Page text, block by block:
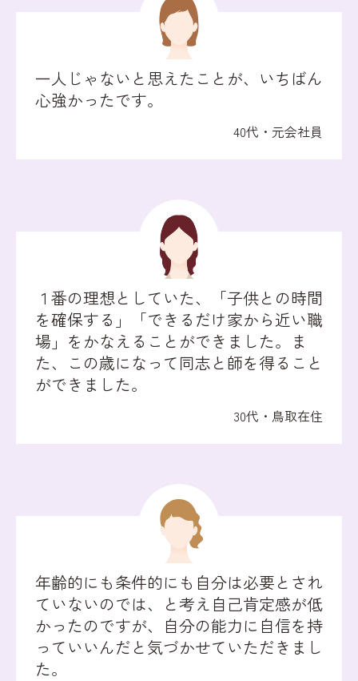
一人じゃないと思えたことが、いちばん
心強かったです。
40代・元会社員
１番の理想としていた、「子供との時間
を確保する」「できるだけ家から近い職
場」をかなえることができました。ま
た、この歳になって同志と師を得ること
ができました。
30代・鳥取在住
年齢的にも条件的にも自分は必要とされ
ていないのでは、と考え自己肯定感が低
かったのですが、自分の能力に自信を持
っていいんだと気づかせていただきまし
た。